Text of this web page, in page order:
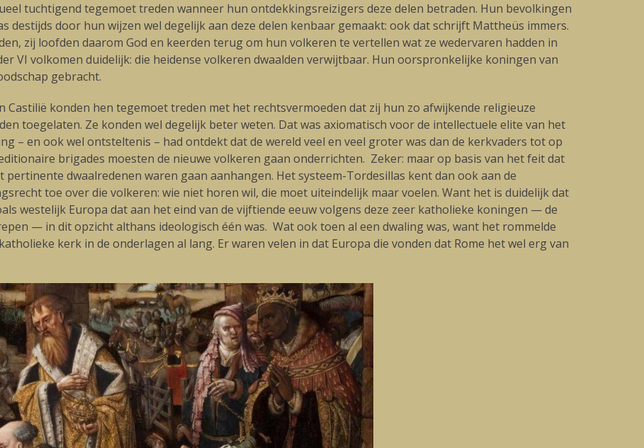
tuchtigend tegemoet treden wanneer hun ontdekkingsreizigers deze delen betraden. Hun bevolkingen
destijds door hun wijzen wel degelijk aan deze delen kenbaar gemaakt: ook dat schrijft Mattheüs immers.
zij loofden daarom God en keerden terug om hun volkeren te vertellen wat ze wedervaren hadden in
VI volkomen duidelijk: die heidense volkeren dwaalden verwijtbaar. Hun oorspronkelijke koningen van
gebracht.
konden hen tegemoet treden met het rechtsvermoeden dat zij hun zo afwijkende religieuze
toegelaten. Ze konden wel degelijk beter weten. Dat was axiomatisch voor de intellectuele elite van het
– en ook wel ontsteltenis – had ontdekt dat de wereld veel en veel groter was dan de kerkvaders tot op
brigades moesten de nieuwe volkeren gaan onderrichten. Zeker: maar op basis van het feit dat
pertinente dwaalredenen waren gaan aanhangen. Het systeem-Tordesillas kent dan ook aan de
toe over die volkeren: wie niet horen wil, die moet uiteindelijk maar voelen. Want het is duidelijk dat
westelijk Europa dat aan het eind van de vijftiende eeuw volgens deze zeer katholieke koningen — de
— in dit opzicht althans ideologisch één was. Wat ook toen al een dwaling was, want het rommelde
kerk in de onderlagen al lang. Er waren velen in dat Europa die vonden dat Rome het wel erg van